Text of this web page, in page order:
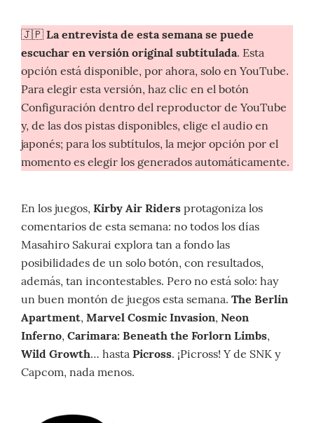
🇯🇵 La entrevista de esta semana se puede
escuchar en versión original subtitulada. Esta
opción está disponible, por ahora, solo en YouTube.
Para elegir esta versión, haz clic en el botón
Configuración dentro del reproductor de YouTube
y, de las dos pistas disponibles, elige el audio en
japonés; para los subtítulos, la mejor opción por el
momento es elegir los generados automáticamente.
En los juegos, Kirby Air Riders protagoniza los
comentarios de esta semana: no todos los días
Masahiro Sakurai explora tan a fondo las
posibilidades de un solo botón, con resultados,
además, tan incontestables. Pero no está solo: hay
un buen montón de juegos esta semana. The Berlin
Apartment, Marvel Cosmic Invasion, Neon
Inferno, Carimara: Beneath the Forlorn Limbs,
Wild Growth… hasta Picross. ¡Picross! Y de SNK y
Capcom, nada menos.